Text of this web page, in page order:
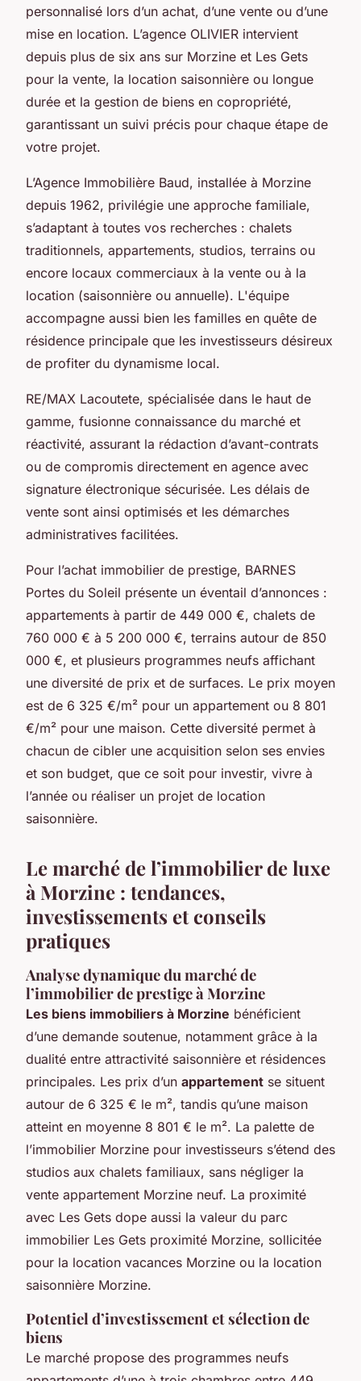
personnalisé lors d’un achat, d’une vente ou d’une
mise en location. L’agence OLIVIER intervient
depuis plus de six ans sur Morzine et Les Gets
pour la vente, la location saisonnière ou longue
durée et la gestion de biens en copropriété,
garantissant un suivi précis pour chaque étape de
votre projet.
L’Agence Immobilière Baud, installée à Morzine
depuis 1962, privilégie une approche familiale,
s’adaptant à toutes vos recherches : chalets
traditionnels, appartements, studios, terrains ou
encore locaux commerciaux à la vente ou à la
location (saisonnière ou annuelle). L'équipe
accompagne aussi bien les familles en quête de
résidence principale que les investisseurs désireux
de profiter du dynamisme local.
RE/MAX Lacoutete, spécialisée dans le haut de
gamme, fusionne connaissance du marché et
réactivité, assurant la rédaction d’avant-contrats
ou de compromis directement en agence avec
signature électronique sécurisée. Les délais de
vente sont ainsi optimisés et les démarches
administratives facilitées.
Pour l’achat immobilier de prestige, BARNES
Portes du Soleil présente un éventail d’annonces :
appartements à partir de 449 000 €, chalets de
760 000 € à 5 200 000 €, terrains autour de 850
000 €, et plusieurs programmes neufs affichant
une diversité de prix et de surfaces. Le prix moyen
est de 6 325 €/m² pour un appartement ou 8 801
€/m² pour une maison. Cette diversité permet à
chacun de cibler une acquisition selon ses envies
et son budget, que ce soit pour investir, vivre à
l’année ou réaliser un projet de location
saisonnière.
Le marché de l’immobilier de luxe
à Morzine : tendances,
investissements et conseils
pratiques
Analyse dynamique du marché de
l’immobilier de prestige à Morzine
Les biens immobiliers à Morzine bénéficient
d’une demande soutenue, notamment grâce à la
dualité entre attractivité saisonnière et résidences
principales. Les prix d’un appartement se situent
autour de 6 325 € le m², tandis qu’une maison
atteint en moyenne 8 801 € le m². La palette de
l’immobilier Morzine pour investisseurs s’étend des
studios aux chalets familiaux, sans négliger la
vente appartement Morzine neuf. La proximité
avec Les Gets dope aussi la valeur du parc
immobilier Les Gets proximité Morzine, sollicitée
pour la location vacances Morzine ou la location
saisonnière Morzine.
Potentiel d’investissement et sélection de
biens
Le marché propose des programmes neufs